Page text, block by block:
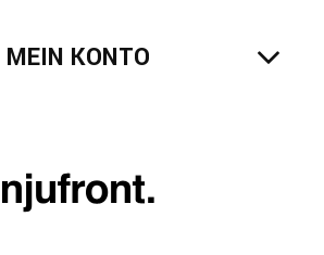
MEIN KONTO